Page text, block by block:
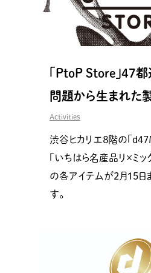
「PtoP Store」47
問題から生まれた
Activities
渋谷ヒカリエ８階の「
「いちはら名産品リ×ミッ
の各アイテムが2月15日
す。